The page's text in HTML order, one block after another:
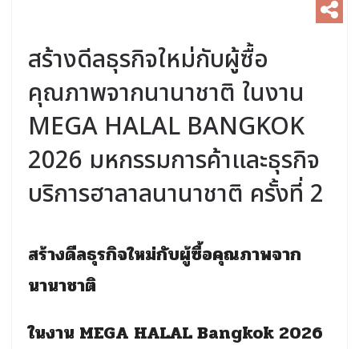
สร้างดีลธุรกิจใหม่กับผู้ซื้อ
คุณภาพจากนานาชาติ ในงาน
MEGA HALAL BANGKOK
2026 มหกรรมการค้าและธุรกิจ
บริการฮาลาลนานาชาติ ครั้งที่ 2
สร้างดีลธุรกิจใหม่กับผู้ซื้อคุณภาพจาก
นานาชาติ
ในงาน MEGA HALAL Bangkok 2026